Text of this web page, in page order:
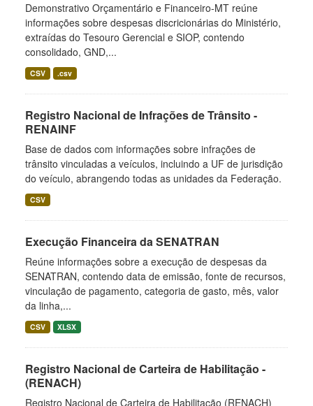
Demonstrativo Orçamentário e Financeiro-MT reúne
informações sobre despesas discricionárias do Ministério,
extraídas do Tesouro Gerencial e SIOP, contendo
consolidado, GND,...
CSV .csv
Registro Nacional de Infrações de Trânsito -
RENAINF
Base de dados com informações sobre infrações de
trânsito vinculadas a veículos, incluindo a UF de jurisdição
do veículo, abrangendo todas as unidades da Federação.
CSV
Execução Financeira da SENATRAN
Reúne informações sobre a execução de despesas da
SENATRAN, contendo data de emissão, fonte de recursos,
vinculação de pagamento, categoria de gasto, mês, valor
da linha,...
CSV XLSX
Registro Nacional de Carteira de Habilitação -
(RENACH)
Registro Nacional de Carteira de Habilitação (RENACH)